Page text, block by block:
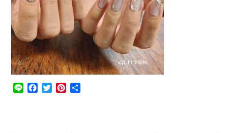
Line Facebook
TwitterPinterest